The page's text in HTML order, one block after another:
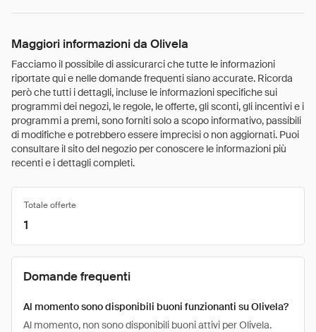
Maggiori informazioni da Olivela
Facciamo il possibile di assicurarci che tutte le informazioni
riportate qui e nelle domande frequenti siano accurate. Ricorda
però che tutti i dettagli, incluse le informazioni specifiche sui
programmi dei negozi, le regole, le offerte, gli sconti, gli incentivi e i
programmi a premi, sono forniti solo a scopo informativo, passibili
di modifiche e potrebbero essere imprecisi o non aggiornati. Puoi
consultare il sito del negozio per conoscere le informazioni più
recenti e i dettagli completi.
Totale offerte
1
Domande frequenti
Al momento sono disponibili buoni funzionanti su Olivela?
Al momento, non sono disponibili buoni attivi per Olivela.